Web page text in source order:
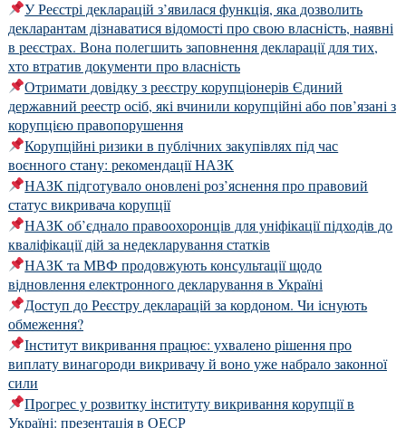
У Реєстрі декларацій з’явилася функція, яка дозволить
декларантам дізнаватися відомості про свою власність, наявні
в реєстрах. Вона полегшить заповнення декларації для тих,
хто втратив документи про власність
Отримати довідку з реєстру корупціонерів Єдиний
державний реестр осіб, які вчинили корупційні або пов’язані з
корупцією правопорушення
Корупційні ризики в публічних закупівлях під час
воєнного стану: рекомендації НАЗК
НАЗК підготувало оновлені роз’яснення про правовий
статус викривача корупції
НАЗК об’єднало правоохоронців для уніфікації підходів до
кваліфікації дій за недекларування статків
НАЗК та МВФ продовжують консультації щодо
відновлення електронного декларування в Україні
Доступ до Реєстру декларацій за кордоном. Чи існують
обмеження?
Інститут викривання працює: ухвалено рішення про
виплату винагороди викривачу й воно уже набрало законної
сили
Прогрес у розвитку інституту викривання корупції в
Україні: презентація в ОЕСР